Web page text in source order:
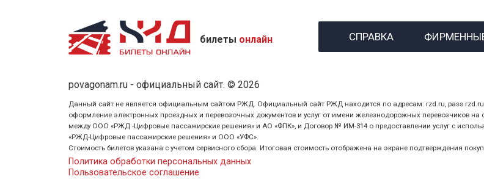
назвав
билеты онлайн СПРАВКА
povagonam.ru - официальный сайт. © 2026
Данный сайт не является официальным сайтом РЖД. Официальный сайт РЖД находится по адресам: rzd.ru, pass.rzd.ru,
оформление электронных проездных и перевозочных документов и услуг от имени железнодорожных перевозчиков
между ООО «РЖД -Цифровые пассажирские решения» и АО «ФПК», и Договор № ИМ-314 о предоставлении услуг с
«РЖД-Цифровые пассажирские решения» и ООО «УФС».
Стоимость билетов указана с учетом сервисного сбора. Итоговая стоимость отображена на экране подтверждения
Политика обработки персональных данных
Пользовательское соглашение